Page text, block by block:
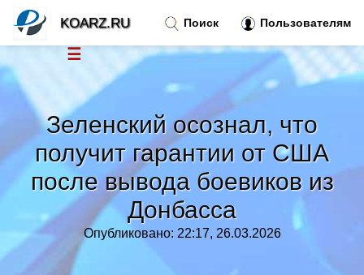
Зеленский осознал, что
получит гарантии от США
после вывода боевиков из
Донбасса
Опубликовано: 22:17, 26.03.2026
Поиск Пользователям
KOARZ.RU
☰
Тренды новостей»
Рубрики»
Правила »